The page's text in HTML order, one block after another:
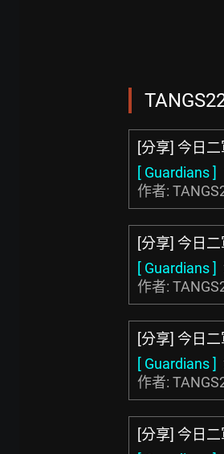
[分享] 今日
[ Guardians ]
作者:
[分享] 今日
[ Guardians ]
作者:
[分享] 今日
[ Guardians ]
作者:
[分享] 今日